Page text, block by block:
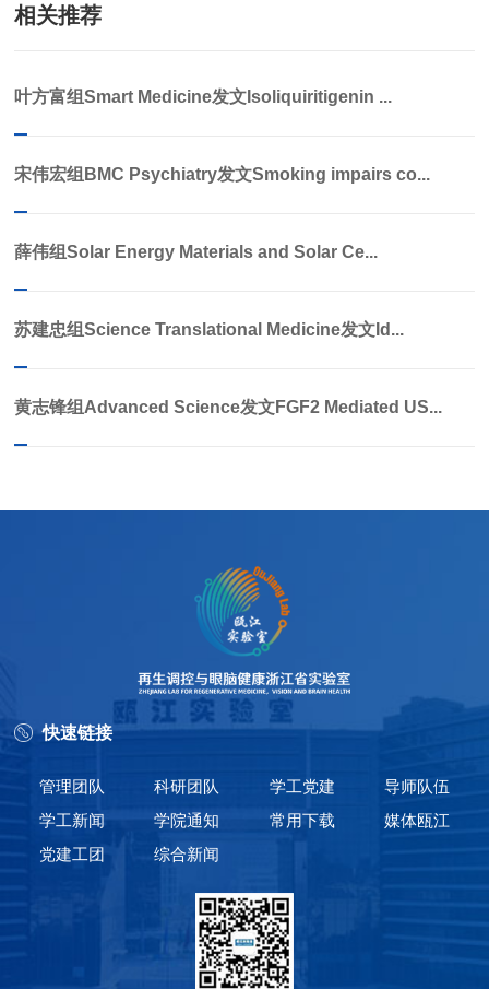
相关推荐
叶方富组Smart Medicine发文Isoliquiritigenin ...
宋伟宏组BMC Psychiatry发文Smoking impairs co...
薛伟组Solar Energy Materials and Solar Ce...
苏建忠组Science Translational Medicine发文Id...
黄志锋组Advanced Science发文FGF2 Mediated US...
快速链接
管理团队 科研团队 学工党建
导师队伍
学工新闻
学院通知 常用下载
媒体瓯江
党建工团
综合新闻